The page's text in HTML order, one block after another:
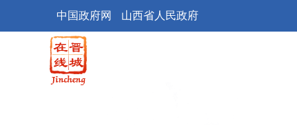
中国政府网 山西省人民政府